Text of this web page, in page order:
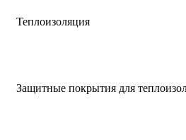
Теплоизоляция
Защитные покрытия для